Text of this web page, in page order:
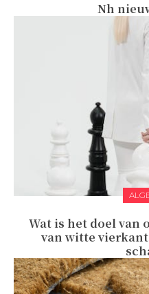
Nh
Wat is het doel van
van witte